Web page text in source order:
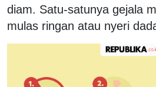
diam. Satu-satunya gejala
mulas ringan atau nyeri